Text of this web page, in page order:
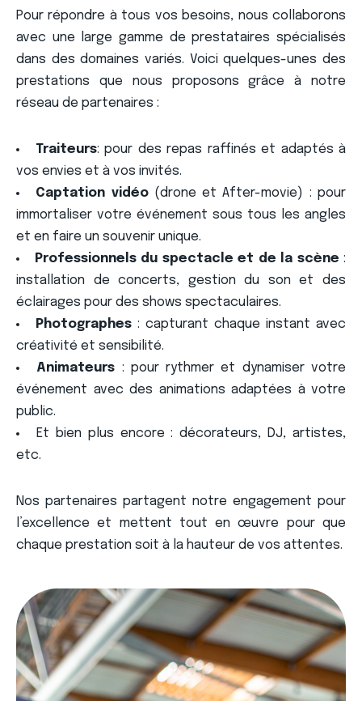
Pour répondre à tous vos besoins, nous collaborons
avec une large gamme de prestataires spécialisés
dans des domaines variés. Voici quelques-unes des
prestations que nous proposons grâce à notre
réseau de partenaires :
Traiteurs: pour des repas raffinés et adaptés à
vos envies et à vos invités.
Captation vidéo(drone et After-movie) : pour
immortaliser votre événement sous tous les angles
et en faire un souvenir unique.
Professionnels du spectacle et de la scène :
installation de concerts, gestion du son et des
éclairages pour des shows spectaculaires.
Photographes : capturant chaque instant avec
créativité et sensibilité.
Animateurs : pour rythmer et dynamiser votre
événement avec des animations adaptées à votre
public.
Et bien plus encore : décorateurs, DJ, artistes,
etc.
Nos partenaires partagent notre engagement pour
l’excellence et mettent tout en œuvre pour que
chaque prestation soit à la hauteur de vos attentes.